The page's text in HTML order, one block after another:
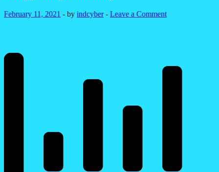
February 11, 2021 - by indcyber- Leave a Comment